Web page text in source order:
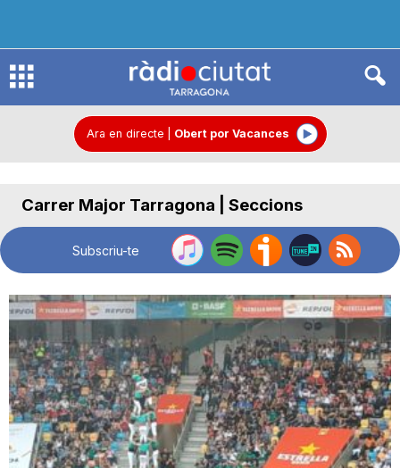
R
o
C
i
Ara en directe Obert por Vacances
Carrer Major Tarragona | Seccions
Subscriu-te